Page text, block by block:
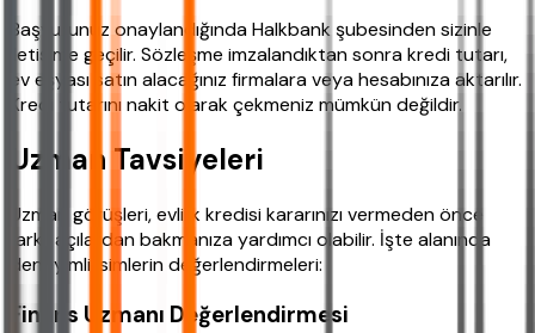
Başvurunuz onaylandığında Halkbank şubesinden sizinle
iletişime geçilir. Sözleşme imzalandıktan sonra kredi tutarı,
ev eşyası satın alacağınız firmalara veya hesabınıza aktarılır.
Kredi tutarını nakit olarak çekmeniz mümkün değildir.
Uzman Tavsiyeleri
Uzman görüşleri, evlilik kredisi kararınızı vermeden önce
farklı açılardan bakmanıza yardımcı olabilir. İşte alanında
deneyimli isimlerin değerlendirmeleri:
Finans Uzmanı Değerlendirmesi